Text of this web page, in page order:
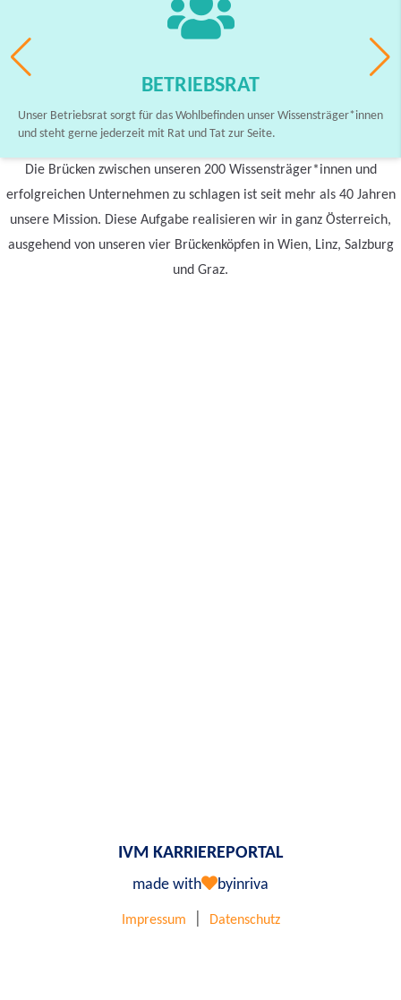
BETRIEBSRAT
Unser Betriebsrat sorgt für das Wohlbefinden unser Wissensträger*innen
und steht gerne jederzeit mit Rat und Tat zur Seite.
Die Brücken zwischen unseren 200 Wissensträger*innen und
erfolgreichen Unternehmen zu schlagen ist seit mehr als 40 Jahren
unsere Mission. Diese Aufgabe realisieren wir in ganz Österreich,
ausgehend von unseren vier Brückenköpfen in Wien, Linz, Salzburg
und Graz.
IVM KARRIEREPORTAL
made with byinriva
Impressum Datenschutz